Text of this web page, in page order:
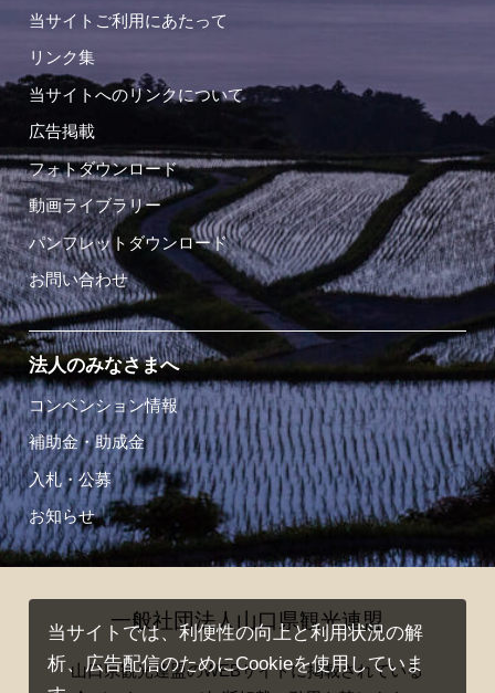
当サイトご利用にあたって
リンク集
当サイトへのリンクについて
広告掲載
フォトダウンロード
動画ライブラリー
パンフレットダウンロード
お問い合わせ
法人のみなさまへ
コンベンション情報
補助金・助成金
入札・公募
お知らせ
一般社団法人山口県観光連盟
山口県観光連盟のWEBサイトに掲載されている
当サイトでは、利便性の向上と利用状況の解
析、広告配信のためにCookieを使用していま